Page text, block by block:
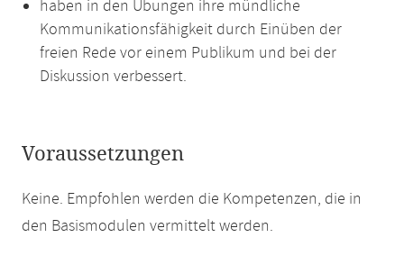
haben in den Übungen ihre mündliche
Kommunikationsfähigkeit durch Einüben der
freien Rede vor einem Publikum und bei der
Diskussion verbessert.
Voraussetzungen
Keine. Empfohlen werden die Kompetenzen, die in
den Basismodulen vermittelt werden.